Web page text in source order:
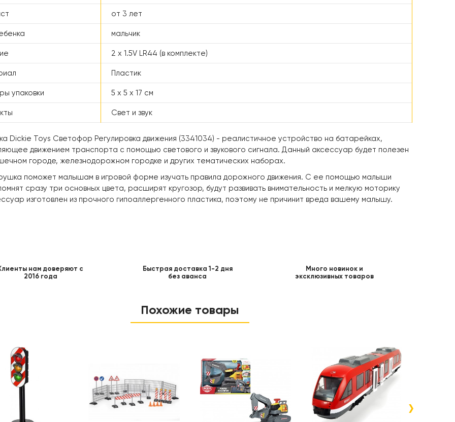
от 3 лет
мальчик
2 х 1.5V LR44 (в комплекте)
Пластик
упаковки 5 x 5 x 17 см
Свет и звук
Dickie Toys Светофор Регулировка движения (3341034) - реалистичное устройство на батарейках,
движением транспорта с помощью светового и звукового сигнала. Данный аксессуар будет полезен
городе, железнодорожном городке и других тематических наборах.
поможет малышам в игровой форме изучать правила дорожного движения. С ее помощью малыши
сразу три основных цвета, расширят кругозор, будут развивать внимательность и мелкую моторику
изготовлен из прочного гипоаллергенного пластика, поэтому не причинит вреда вашему малышу.
нам доверяют с
2016 года
Быстрая доставка 1-2 дня
без аванса
Много новинок и
эксклюзивных товаров
Похожие товары
›